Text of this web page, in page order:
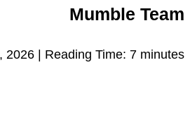
Mumble Team
2026 | Reading Time: 7 minutes